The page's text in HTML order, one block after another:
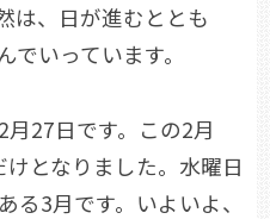
は、日が進むととも
いっています。
27日です。この2月
となりました。水曜日
る3月です。いよいよ、